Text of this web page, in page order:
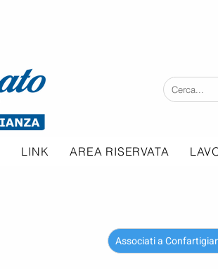
LINK AREA RISERVATA
Associati a